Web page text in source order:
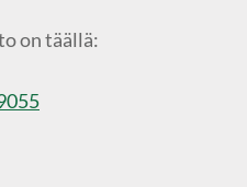
on täällä: